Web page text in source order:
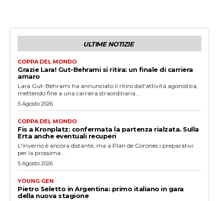
ULTIME NOTIZIE
COPPA DEL MONDO
Grazie Lara! Gut-Behrami si ritira: un finale di carriera
amaro
Lara Gut-Behrami ha annunciato il ritiro dall'attività agonistica,
mettendo fine a una carriera straordinaria...
5 Agosto 2026
COPPA DEL MONDO
Fis a Kronplatz: confermata la partenza rialzata. Sulla
Erta anche eventuali recuperi
L'inverno è ancora distante, ma a Plan de Corones i preparativi
per la prossima...
5 Agosto 2026
YOUNG GEN
Pietro Seletto in Argentina: primo italiano in gara
della nuova stagione